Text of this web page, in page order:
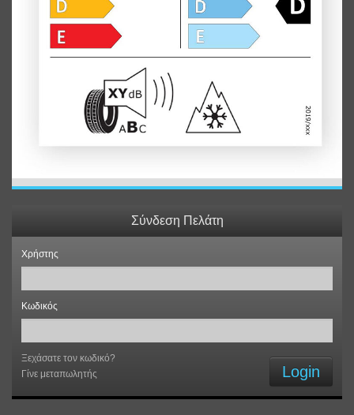
Σύνδεση Πελάτη
Χρήστης
Κωδικός
Ξεχάσατε τον κωδικό?
Γίνε μεταπωλητής
Login